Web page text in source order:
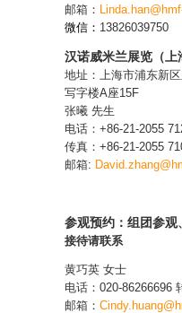
邮箱：
微信： 13826039750
汉诺威米兰展览（上
地址：上海市浦东新
写字楼A座15F
张曦 先生
电话：+86-21-2055
传真：+86-21-2055
邮箱:
参观预约：组团参观
接待请联系
黄巧英 女士
电话：020-86266696
邮箱：